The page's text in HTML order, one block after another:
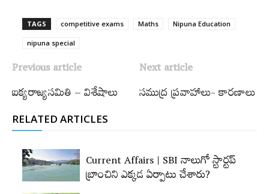
TAGS competitive exams Maths Nipuna Education
nipuna special
Previous article
ఐక్యరాజ్యసమితి – విశేషాలు
Next article
సముద్ర ప్రవాహాలు- కారణాలు
RELATED ARTICLES
Current Affairs | SBI నాలుగో స్టార్టప్‌
బ్రాంచిని ఎక్కడ ఏర్పాటు చేశారు?